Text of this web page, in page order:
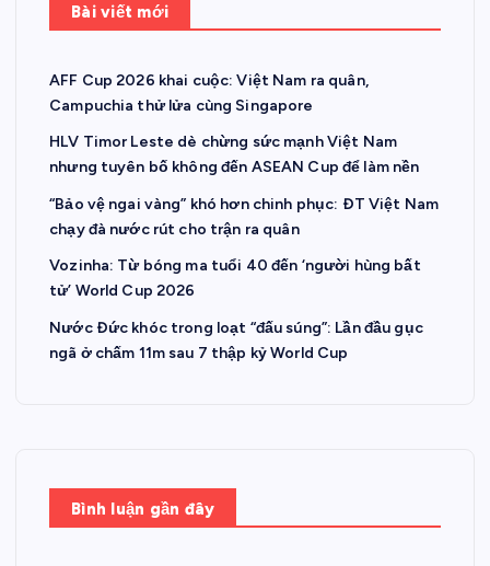
Bài viết mới
AFF Cup 2026 khai cuộc: Việt Nam ra quân,
Campuchia thử lửa cùng Singapore
HLV Timor Leste dè chừng sức mạnh Việt Nam
nhưng tuyên bố không đến ASEAN Cup để làm nền
“Bảo vệ ngai vàng” khó hơn chinh phục: ĐT Việt Nam
chạy đà nước rút cho trận ra quân
Vozinha: Từ bóng ma tuổi 40 đến ‘người hùng bất
tử’ World Cup 2026
Nước Đức khóc trong loạt “đấu súng”: Lần đầu gục
ngã ở chấm 11m sau 7 thập kỷ World Cup
Bình luận gần đây